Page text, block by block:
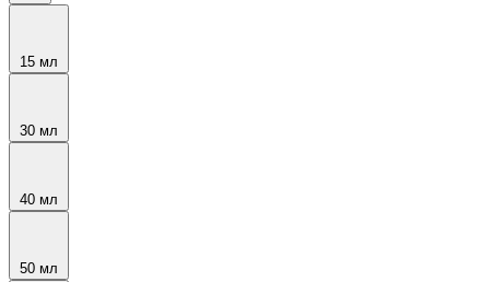
15 мл
30 мл
40 мл
50 мл